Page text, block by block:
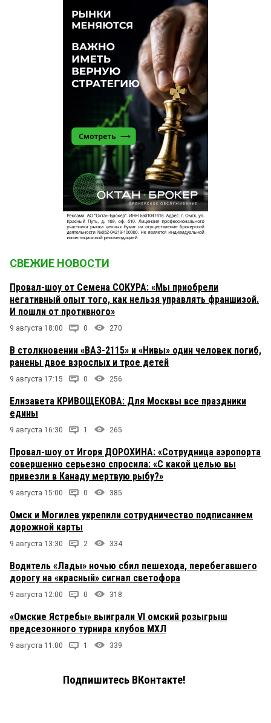
СВЕЖИЕ НОВОСТИ
Провал-шоу от Семена СОКУРА: «Мы приобрели
негативный опыт того, как нельзя управлять франшизой.
И пошли от противного»
9 августа 18:00 0 270
В столкновении «ВАЗ-2115» и «Нивы» один человек погиб,
ранены двое взрослых и трое детей
9 августа 17:15 0 256
Елизавета КРИВОЩЕКОВА: Для Москвы все праздники
едины
9 августа 16:30 1 265
Провал-шоу от Игоря ДОРОХИНА: «Сотрудница аэропорта
совершенно серьезно спросила: «С какой целью вы
привезли в Канаду мертвую рыбу?»
9 августа 15:00 0 385
Омск и Могилев укрепили сотрудничество подписанием
дорожной карты
9 августа 13:30 2 334
Водитель «Лады» ночью сбил пешехода, перебегавшего
дорогу на «красный» сигнал светофора
9 августа 12:00 0 318
«Омские Ястребы» выиграли VI омский розыгрыш
предсезонного турнира клубов МХЛ
9 августа 11:00 1 339
Подпишитесь ВКонтакте!